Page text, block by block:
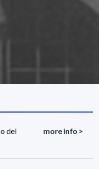
del
more info >